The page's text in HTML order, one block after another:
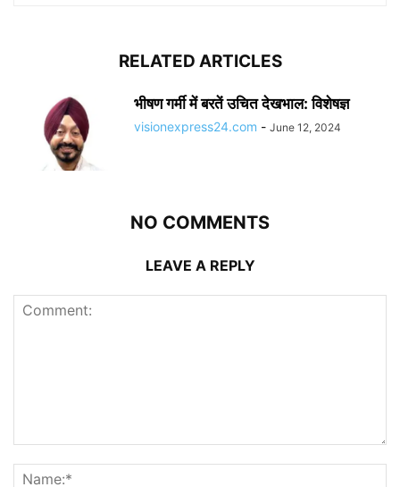
RELATED ARTICLES
भीषण गर्मी में बरतें उचित देखभाल: विशेषज्ञ
visionexpress24.com - June 12, 2024
NO COMMENTS
LEAVE A REPLY